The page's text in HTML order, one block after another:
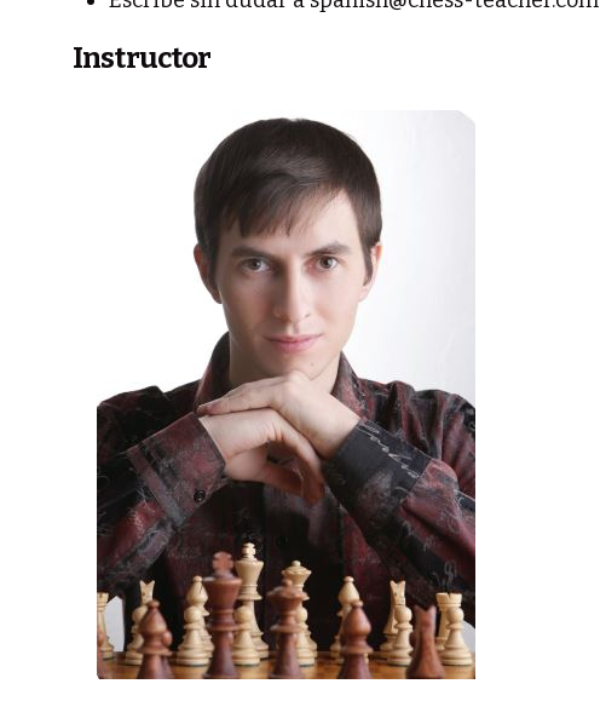
Instructor